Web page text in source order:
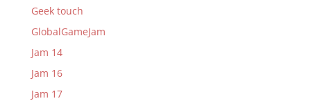
Geek touch
GlobalGameJam
Jam 14
Jam 16
Jam 17